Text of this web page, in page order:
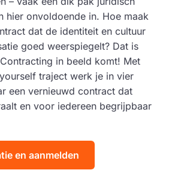
hier onvoldoende in. Hoe maak
dat de identiteit en cultuur
goed weerspiegelt? Dat is
in beeld komt! Met
traject werk je in vier
een vernieuwd contract dat
en voor iedereen begrijpbaar
en aanmelden